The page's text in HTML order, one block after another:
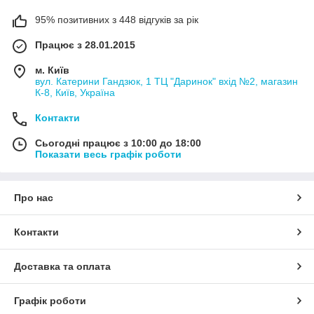
95% позитивних з 448 відгуків за рік
Працює з 28.01.2015
м. Київ
вул. Катерини Гандзюк, 1 ТЦ "Даринок" вхід №2, магазин
К-8, Київ, Україна
Контакти
Сьогодні працює з 10:00 до 18:00
Показати весь графік роботи
Про нас
Контакти
Доставка та оплата
Графік роботи